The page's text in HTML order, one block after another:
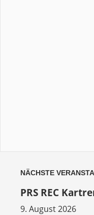
NÄCHSTE
PRS REC
9. August 2026